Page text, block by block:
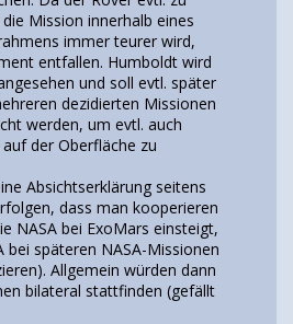
Mission innerhalb eines
immer teurer wird,
entfallen. Humboldt wird
und soll evtl. später
dezidierten Missionen
werden, um evtl. auch
der Oberfläche zu
Absichtserklärung seitens
dass man kooperieren
NASA bei ExoMars einsteigt,
bei späteren NASA-Missionen
Allgemein würden dann
bilateral stattfinden (gefällt